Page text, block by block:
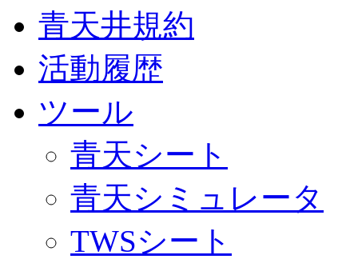
青天井規約
活動履歴
ツール
青天シート
青天シミュレータ
TWSシート